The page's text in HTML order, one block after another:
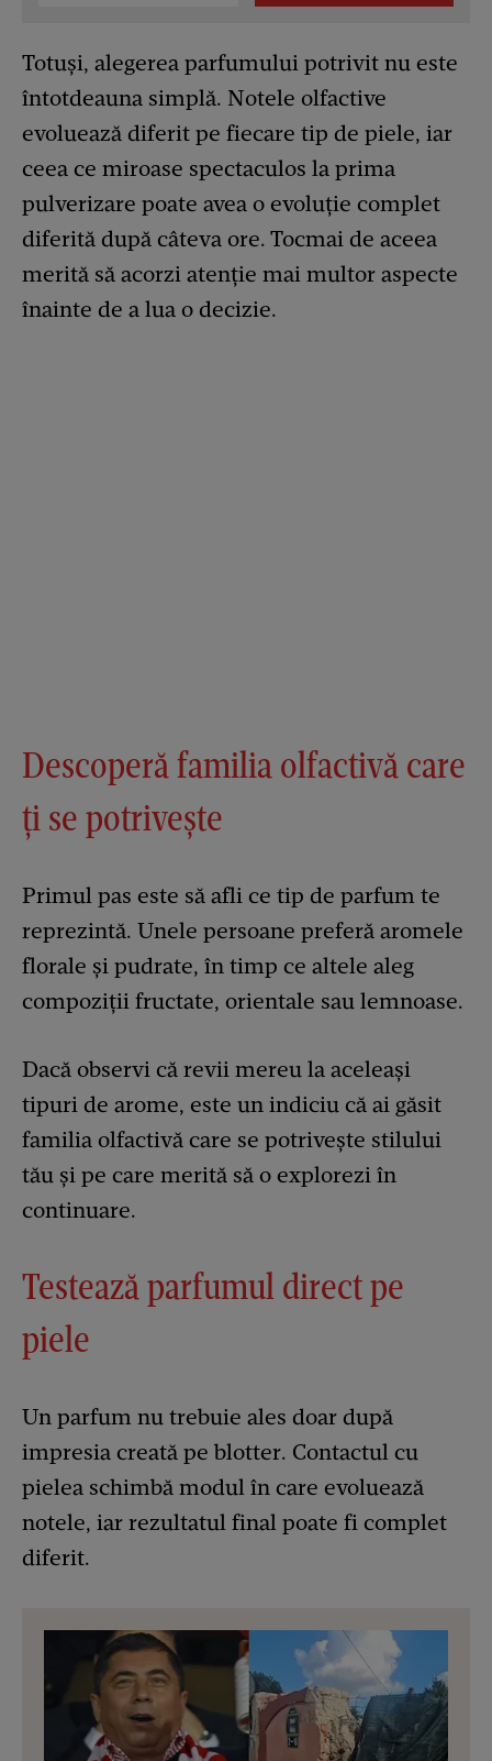
Totuși, alegerea parfumului potrivit nu este
întotdeauna simplă. Notele olfactive
evoluează diferit pe fiecare tip de piele, iar
ceea ce miroase spectaculos la prima
pulverizare poate avea o evoluție complet
diferită după câteva ore. Tocmai de aceea
merită să acorzi atenție mai multor aspecte
înainte de a lua o decizie.
Descoperă familia olfactivă care
ți se potrivește
Primul pas este să afli ce tip de parfum te
reprezintă. Unele persoane preferă aromele
florale și pudrate, în timp ce altele aleg
compoziții fructate, orientale sau lemnoase.
Dacă observi că revii mereu la aceleași
tipuri de arome, este un indiciu că ai găsit
familia olfactivă care se potrivește stilului
tău și pe care merită să o explorezi în
continuare.
Testează parfumul direct pe
piele
Un parfum nu trebuie ales doar după
impresia creată pe blotter. Contactul cu
pielea schimbă modul în care evoluează
notele, iar rezultatul final poate fi complet
diferit.